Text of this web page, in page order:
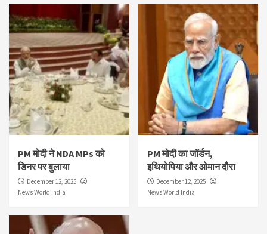
PM मोदी ने NDA MPs को
डिनर पर बुलाया
December 12, 2025
News World India
PM मोदी का जॉर्डन,
इथियोपिया और ओमान दौरा
December 12, 2025
News World India